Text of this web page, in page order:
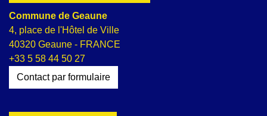
Commune de Geaune
4, place de l'Hôtel de Ville
40320 Geaune - FRANCE
+33 5 58 44 50 27
Contact par formulaire